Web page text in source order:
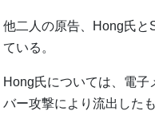
他二人の原告、Hong氏
ている。
Hong氏については、電子
バー攻撃により流出した